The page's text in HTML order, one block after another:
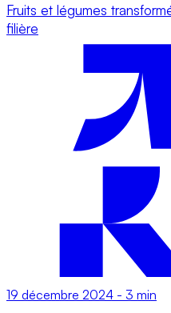
Fruits et légumes
filière
19 décembre 2024 - 3 min